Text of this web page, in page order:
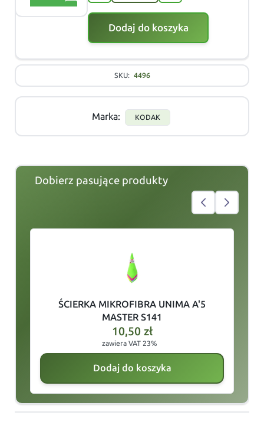
Dodaj do koszyka
SKU: 4496
Marka: KODAK
Dobierz pasujące produkty
ŚCIERKA MIKROFIBRA UNIMA A'5
MASTER S141
10,50 zł
zawiera VAT 23%
Dodaj do koszyka